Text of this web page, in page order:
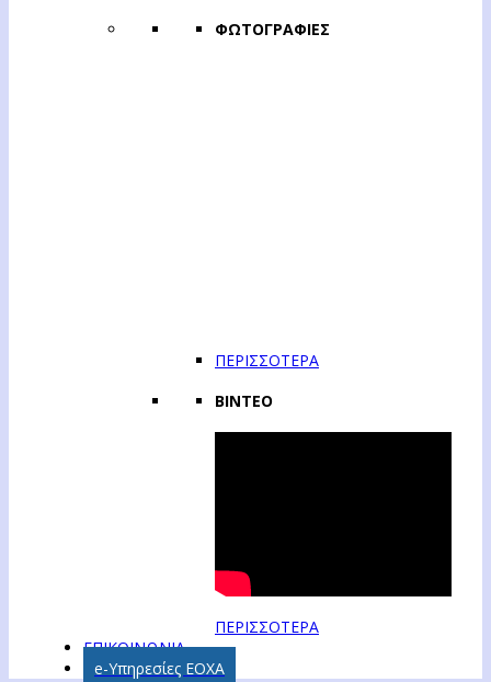
ΦΩΤΟΓΡΑΦΙΕΣ
ΠΕΡΙΣΣΟΤΕΡΑ
ΒΙΝΤΕΟ
ΠΕΡΙΣΣΟΤΕΡΑ
ΕΠΙΚΟΙΝΩΝΙΑ
e-Υπηρεσίες ΕΟΧΑ